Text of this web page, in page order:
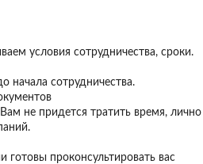
условия сотрудничества, сроки.
начала сотрудничества.
не придется тратить время, лично
проконсультировать вас